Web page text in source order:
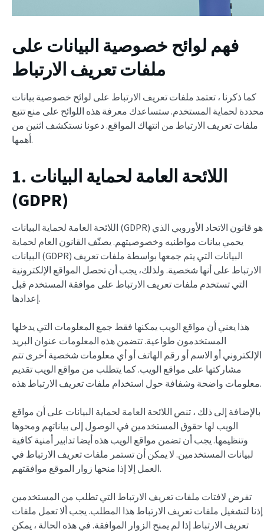
فهم لوائح خصوصية البيانات على
ملفات تعريف الارتباط
كما ذكرنا ، تعتمد ملفات تعريف الارتباط على لوائح خصوصية بيانات
محددة لحماية المستخدم. ستساعدك معرفة هذه اللوائح على منع تتبع
ملفات تعريف الارتباط من انتهاك المواقع. دعونا نستكشف اثنين من
أهمها.
1. اللائحة العامة لحماية البيانات
(GDPR)
اللائحة العامة لحماية البيانات (GDPR) هو قانون الاتحاد الأوروبي الذي
يحمي بيانات مواطنيه وخصوصيتهم. يصنّف القانون العام لحماية
البيانات (GDPR) البيانات التي يتم جمعها بواسطة ملفات تعريف
الارتباط على أنها شخصية. ولذلك، يجب أن تحصل المواقع الإلكترونية
التي تستخدم ملفات تعريف الارتباط على موافقة المستخدم قبل
إعدادها.
هذا يعني أن مواقع الويب يمكنها فقط جمع المعلومات التي يدخلها
المستخدمون طواعية. تتضمن هذه المعلومات عنوان البريد
الإلكتروني أو الاسم أو رقم الهاتف أو أي معلومات شخصية أخرى تتم
مشاركتها على مواقع الويب. كما يتطلب من مواقع الويب تقديم
معلومات واضحة وشفافة حول استخدام ملفات تعريف الارتباط هذه.
بالإضافة إلى ذلك ، تنص اللائحة العامة لحماية البيانات على أن مواقع
الويب لها حقوق المستخدمين في الوصول إلى بياناتهم ومحوها
وتنظيمها. يجب أن تضمن مواقع الويب هذه أيضا تدابير أمنية كافية
لبيانات المستخدمين. لا يمكن أن تستمر ملفات تعريف الارتباط في
العمل إلا إذا منحها زوار الموقع موافقتهم.
تفرض لافتات ملفات تعريف الارتباط التي تطلب من المستخدمين
إذنا لتشغيل ملفات تعريف الارتباط هذا المطلب. يجب ألا تعمل ملفات
تعريف الارتباط إذا لم يمنح الزوار الموافقة. في هذه الحالة ، يمكن